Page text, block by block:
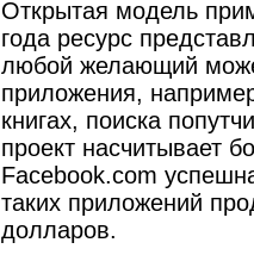
Открытая модель
года ресурс
любой желающий
приложения,
книгах, поиска
проект насчитывает
Facebook.com
таких приложений
долларов.